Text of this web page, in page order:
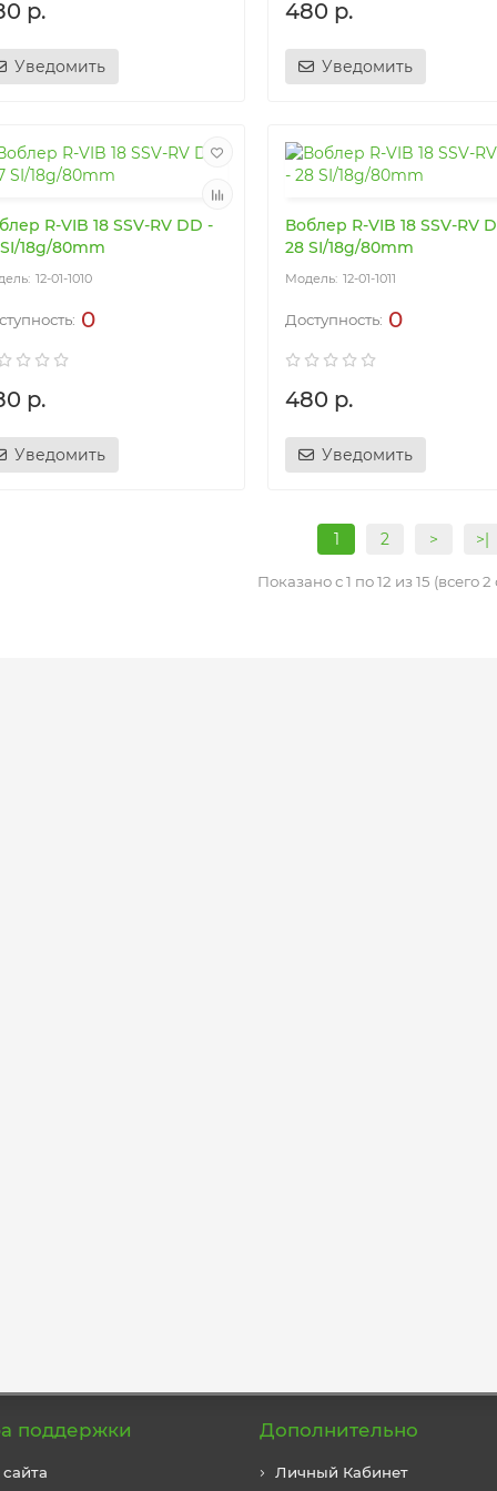
р.
Уведомить
480 р.
Уведомить
R-VIB 18 SSV-RV DD -
18g/80mm
12-01-1010
0
р.
Уведомить
Воблер R-VIB 18 SSV-RV
28 SI/18g/80mm
12-01-1011
0
480 р.
Уведомить
1 2 > >|
Показано с 1 по 12 из 15 (всего
поддержки Дополнительно
Личный Кабинет